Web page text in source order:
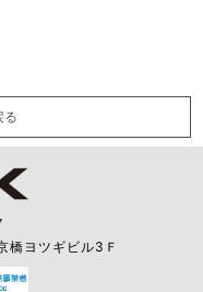
る
ヨツギビル3Ｆ